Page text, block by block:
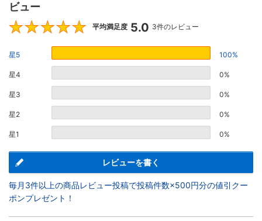
ビュー
5
平均満足度 5.0 3件のレビュー
星5 100%
星4 0%
星3 0%
星2 0%
星1 0%
レビューを書く
毎月3件以上の商品レビュー投稿で投稿件数×500円分の値引クー
ポンプレゼント！